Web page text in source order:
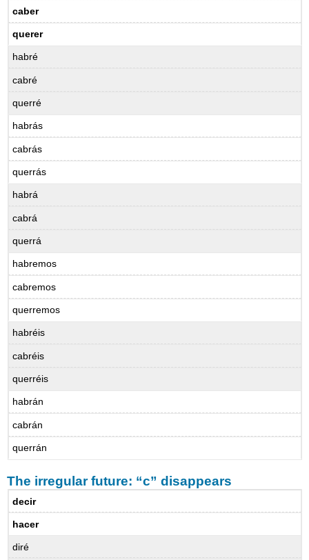
caber
querer
habré
cabré
querré
habrás
cabrás
querrás
habrá
cabrá
querrá
habremos
cabremos
querremos
habréis
cabréis
querréis
habrán
cabrán
querrán
The irregular future: “c” disappears
decir
hacer
diré